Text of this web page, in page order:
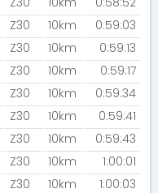
Z30 10km
0:59:03
Z30 10km
0:59:13
Z30 10km
0:59:17
Z30 10km
0:59:34
Z30 10km
0:59:41
Z30 10km
0:59:43
Z30 10km
1:00:01
Z30 10km
1:00:03